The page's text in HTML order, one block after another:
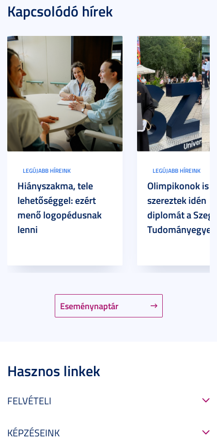
Kapcsolódó hírek
Eseménynaptár
LEGÚJABB HÍREINK
Hiányszakma, tele
lehetőséggel: ezért
menő logopédusnak
lenni
LEGÚJABB HÍREINK
Olimpikonok is
szereztek idén
diplomát a
Hasznos linkek
FELVÉTELI
KÉPZÉSEINK